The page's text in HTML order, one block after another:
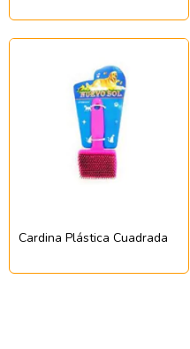
Cardina Plástica Cuadrada